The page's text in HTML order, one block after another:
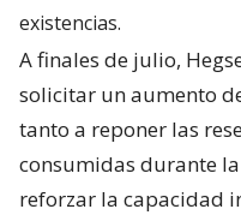
existencias.
A finales de julio,
solicitar un aumento
tanto a reponer las
consumidas durante
reforzar la capacidad